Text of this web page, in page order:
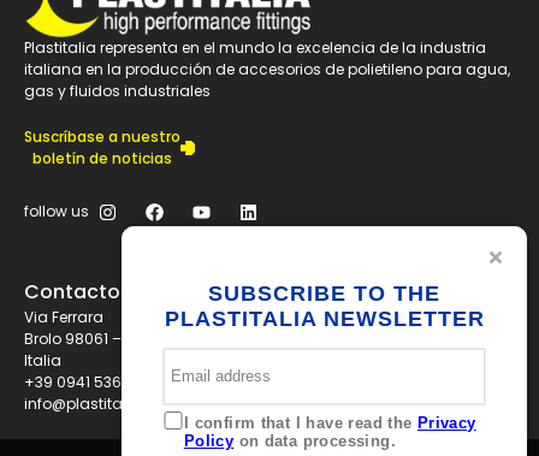
Plastitalia representa en el mundo la excelencia de la industria
italiana en la producción de accesorios de polietileno para agua,
gas y fluidos industriales
Suscríbase a nuestro
boletín de noticias
follow us
Contactos
Via Ferrara
Brolo 98061 – ME
Italia
+39 0941 536311
info@plastitaliaspa.com
SUBSCRIBE TO THE
PLASTITALIA NEWSLETTER
I confirm that I have read the Privacy
Policy on data processing.